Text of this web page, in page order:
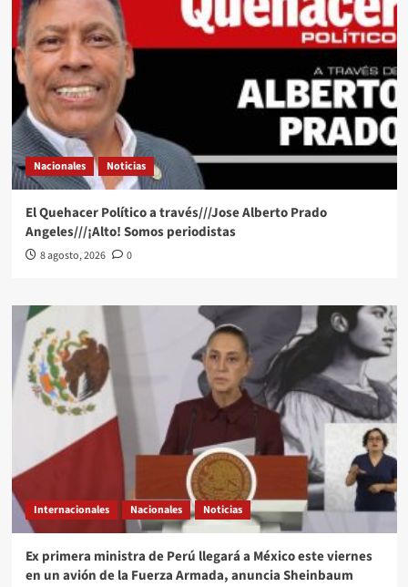
Nacionales Noticias
El Quehacer Político a través///Jose Alberto Prado
Angeles///¡Alto! Somos periodistas
8 agosto, 2026 0
Internacionales Nacionales Noticias
Ex primera ministra de Perú llegará a México este viernes
en un avión de la Fuerza Armada, anuncia Sheinbaum